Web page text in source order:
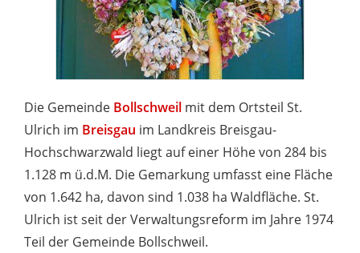
Die Gemeinde Bollschweil mit dem Ortsteil St.
Ulrich im Breisgau im Landkreis Breisgau-
Hochschwarzwald liegt auf einer Höhe von 284 bis
1.128 m ü.d.M. Die Gemarkung umfasst eine Fläche
von 1.642 ha, davon sind 1.038 ha Waldfläche. St.
Ulrich ist seit der Verwaltungsreform im Jahre 1974
Teil der Gemeinde Bollschweil.